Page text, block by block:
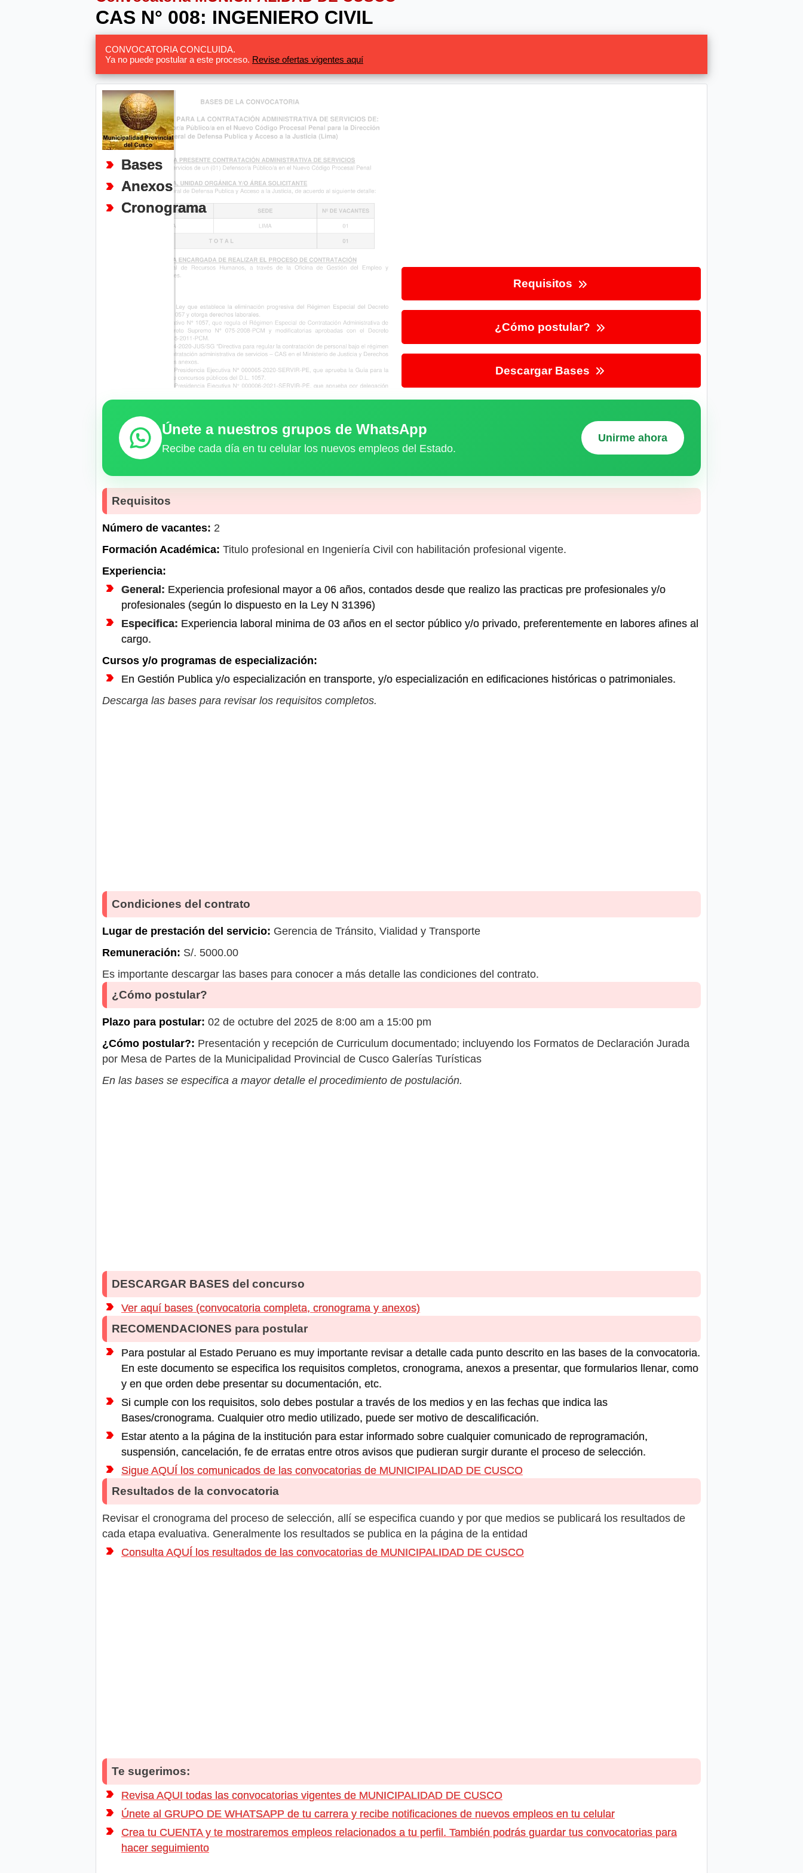
CAS N° 008: INGENIERO CIVIL
CONVOCATORIA CONCLUIDA.
Ya no puede postular a este proceso. Revise ofertas vigentes aquí
Bases
Anexos
Cronograma
Requisitos
¿Cómo postular?
Descargar Bases
Únete a nuestros grupos de WhatsApp
Recibe cada día en tu celular los nuevos empleos del Estado.
Unirme ahora
Requisitos
Número de vacantes: 2
Formación Académica: Titulo profesional en Ingeniería Civil con habilitación profesional vigente.
Experiencia:
General: Experiencia profesional mayor a 06 años, contados desde que realizo las practicas pre profesionales y/o
profesionales (según lo dispuesto en la Ley N 31396)
Especifica: Experiencia laboral minima de 03 años en el sector público y/o privado, preferentemente en labores afines al
cargo.
Cursos y/o programas de especialización:
En Gestión Publica y/o especialización en transporte, y/o especialización en edificaciones históricas o patrimoniales.
Descarga las bases para revisar los requisitos completos.
Condiciones del contrato
Lugar de prestación del servicio: Gerencia de Tránsito, Vialidad y Transporte
Remuneración: S/. 5000.00
Es importante descargar las bases para conocer a más detalle las condiciones del contrato.
¿Cómo postular?
Plazo para postular: 02 de octubre del 2025 de 8:00 am a 15:00 pm
¿Cómo postular?: Presentación y recepción de Curriculum documentado; incluyendo los Formatos de Declaración Jurada
por Mesa de Partes de la Municipalidad Provincial de Cusco Galerías Turísticas
En las bases se especifica a mayor detalle el procedimiento de postulación.
DESCARGAR BASES del concurso
Ver aquí bases (convocatoria completa, cronograma y anexos)
RECOMENDACIONES para postular
Para postular al Estado Peruano es muy importante revisar a detalle cada punto descrito en las bases de la convocatoria.
En este documento se especifica los requisitos completos, cronograma, anexos a presentar, que formularios llenar, como
y en que orden debe presentar su documentación, etc.
Si cumple con los requisitos, solo debes postular a través de los medios y en las fechas que indica las
Bases/cronograma. Cualquier otro medio utilizado, puede ser motivo de descalificación.
Estar atento a la página de la institución para estar informado sobre cualquier comunicado de reprogramación,
suspensión, cancelación, fe de erratas entre otros avisos que pudieran surgir durante el proceso de selección.
Sigue AQUÍ los comunicados de las convocatorias de MUNICIPALIDAD DE CUSCO
Resultados de la convocatoria
Revisar el cronograma del proceso de selección, allí se especifica cuando y por que medios se publicará los resultados de
cada etapa evaluativa. Generalmente los resultados se publica en la página de la entidad
Consulta AQUÍ los resultados de las convocatorias de MUNICIPALIDAD DE CUSCO
Te sugerimos:
Revisa AQUI todas las convocatorias vigentes de MUNICIPALIDAD DE CUSCO
Únete al GRUPO DE WHATSAPP de tu carrera y recibe notificaciones de nuevos empleos en tu celular
Crea tu CUENTA y te mostraremos empleos relacionados a tu perfil. También podrás guardar tus convocatorias para
hacer seguimiento